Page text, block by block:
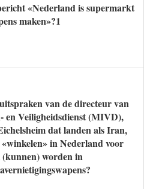
«Nederland is supermarkt
maken»?1
van de directeur van
Veiligheidsdienst (MIVD),
dat landen als Iran,
in Nederland voor
worden in